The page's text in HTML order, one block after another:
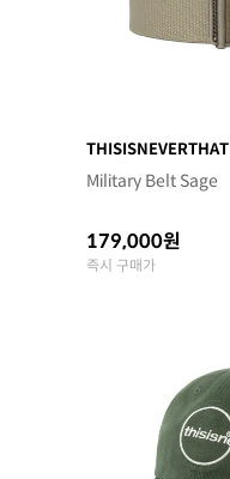
THISISNEVERTHAT
Military Belt Sage
179,000원
즉시 구매가